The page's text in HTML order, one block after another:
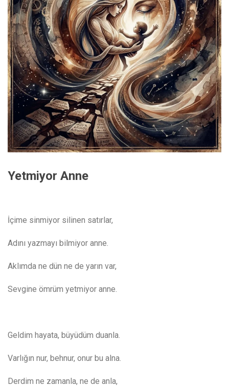
Yetmiyor Anne
İçime sinmiyor silinen satırlar,
Adını yazmayı bilmiyor anne.
Aklımda ne dün ne de yarın var,
Sevgine ömrüm yetmiyor anne.
Geldim hayata, büyüdüm duanla.
Varlığın nur, behnur, onur bu alna.
Derdim ne zamanla, ne de anla,